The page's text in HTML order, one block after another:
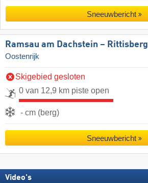
Sneeuwbericht
Ramsau am Dachstein – Rittisberg
Oostenrijk
Skigebied gesloten
0 van 12,9 km piste open
- cm (berg)
Sneeuwbericht
Video's